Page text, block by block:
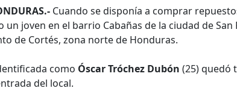
Cuando se disponía a comprar
un joven en el barrio Cabañas de la ciudad de San
de Cortés, zona norte de Honduras.
como Óscar Tróchez Dubón (25) quedó
del local.